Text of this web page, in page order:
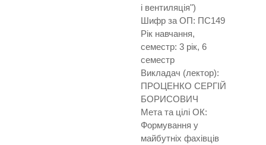
і вентиляція")
Шифр за ОП: ПС149
Рік навчання,
семестр: 3 рік, 6
семестр
Викладач (лектор):
ПРОЦЕНКО СЕРГІЙ
БОРИСОВИЧ
Мета та цілі ОК:
Формування у
майбутніх фахівців